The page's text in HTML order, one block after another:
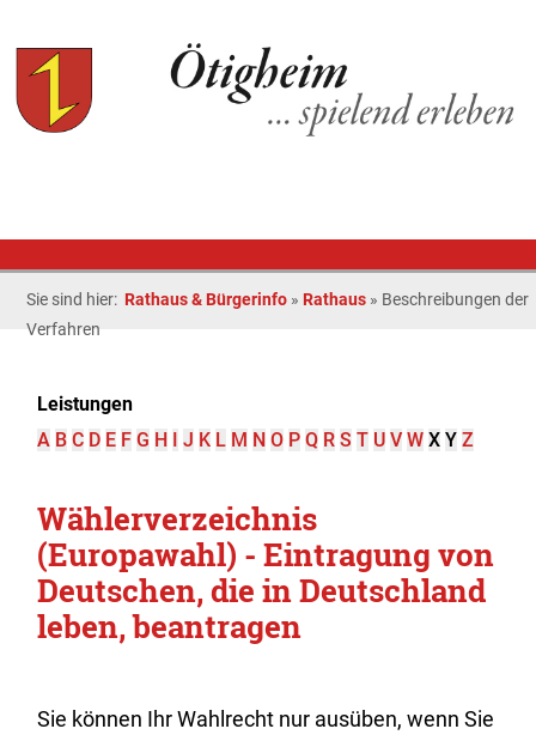
Sie sind hier: Rathaus & Bürgerinfo » Rathaus » Beschreibungen der
Verfahren
Leistungen
A B C D E F G H I J K L M N O P Q R S T U V W X Y Z
Wählerverzeichnis
(Europawahl) - Eintragung von
Deutschen, die in Deutschland
leben, beantragen
Sie können Ihr Wahlrecht nur ausüben, wenn Sie